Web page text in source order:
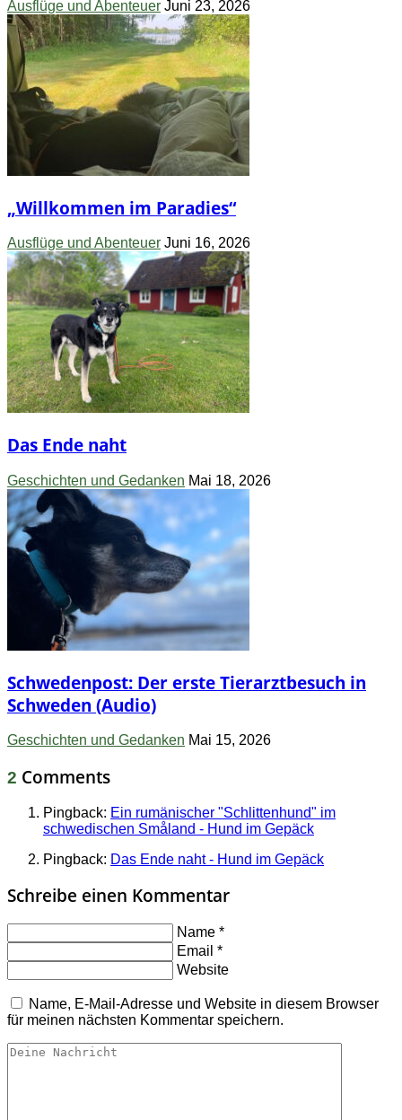
Ausflüge und Abenteuer Juni 23, 2026
„Willkommen im Paradies“
Ausflüge und Abenteuer Juni 16, 2026
Das Ende naht
Geschichten und Gedanken Mai 18, 2026
Schwedenpost: Der erste Tierarztbesuch in
Schweden (Audio)
Geschichten und Gedanken Mai 15, 2026
2 Comments
Pingback: Ein rumänischer "Schlittenhund" im
schwedischen Småland - Hund im Gepäck
Pingback: Das Ende naht - Hund im Gepäck
Schreibe einen Kommentar
Name *
Email *
Website
Name, E-Mail-Adresse und Website in diesem Browser
für meinen nächsten Kommentar speichern.